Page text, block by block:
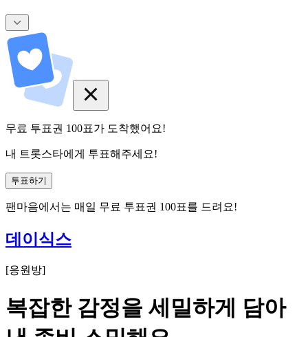
무료 투표권 100표가 도착했어요!
내 트롯스타에게 투표해주세요!
투표하기
팬마음에서는 매일 무료 투표권 100표를 드려요!
데이식스
[응원방]
복잡한 감정을 세밀하게 담아